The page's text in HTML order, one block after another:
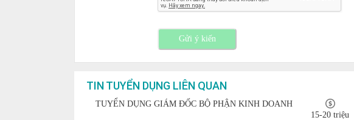
Gửi ý kiến
TIN TUYỂN DỤNG LIÊN QUAN
TUYỂN DỤNG GIÁM ĐỐC BỘ PHẬN KINH DOANH
15-20 triệu